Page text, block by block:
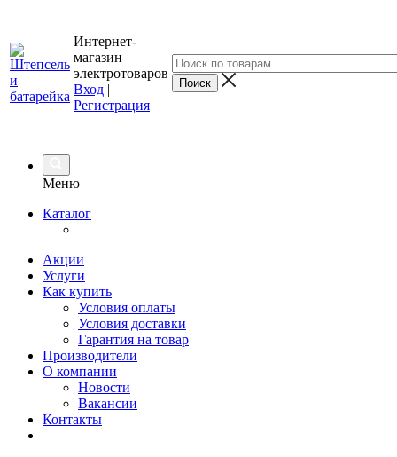
Интернет-
магазин
электротоваров
Вход |
Регистрация
Меню
Каталог
Акции
Услуги
Как купить
Условия оплаты
Условия доставки
Гарантия на товар
Производители
О компании
Новости
Вакансии
Контакты